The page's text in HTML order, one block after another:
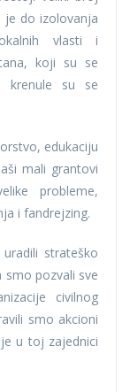
je do izolovanja
vlasti i
koji su se
krenule su se
edukaciju
mali grantovi
probleme,
i fandrejzing.
strateško
smo pozvali sve
civilnog
smo akcioni
u toj zajednici